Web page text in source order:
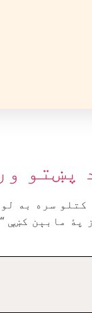
پښتو
سره به
رشاد صېب 2002ز او